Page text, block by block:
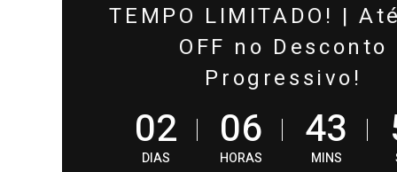
TEMPO LIMITADO! |
OFF no Desconto
Progressivo!
02
DIAS
06
HORAS
43
MINS